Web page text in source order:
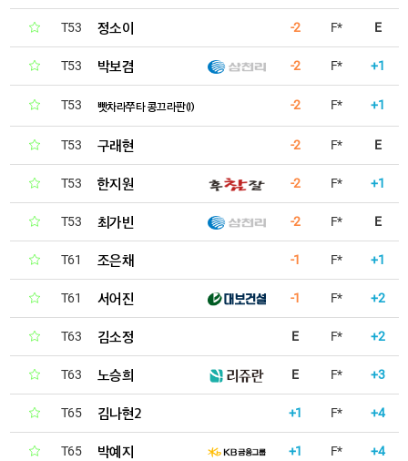
T53 정소이 -2 F* E
T53 박보겸 -2 F* +1
T53 빳차라쭈타 콩끄라판(I) -2 F* +1
T53 구래현 -2 F* E
T53 한지원 -2 F* +1
T53 최가빈 -2 F* E
T61 조은채 -1 F* +1
T61 서어진 -1 F* +2
T63 김소정 E F* +2
T63 노승희 E F* +3
T65 김나현2 +1 F* +4
T65 박예지 +1 F* +4